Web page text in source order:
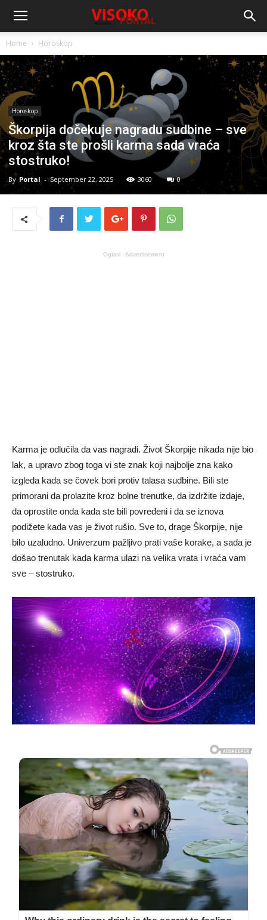
Home Horoskop
Horoskop
Škorpija dočekuje nagradu sudbine – sve
kroz šta ste prošli karma sada vraća
stostruko!
By Portal - September 22, 2025 3060 0
Oglasi - Advertisement
Karma je odlučila da vas nagradi. Život Škorpije nikada nije bio
lak, a upravo zbog toga vi ste znak koji najbolje zna kako
izgleda kada se čovek bori protiv talasa sudbine. Bili ste
primorani da prolazite kroz bolne trenutke, da izdržite izdaje,
da oprostite onda kada ste bili povređeni i da se iznova
podižete kada vas je život rušio. Sve to, drage Škorpije, nije
bilo uzaludno. Univerzum pažljivo prati vaše korake, a sada je
došao trenutak kada karma ulazi na velika vrata i vraća vam
sve – stostruko.